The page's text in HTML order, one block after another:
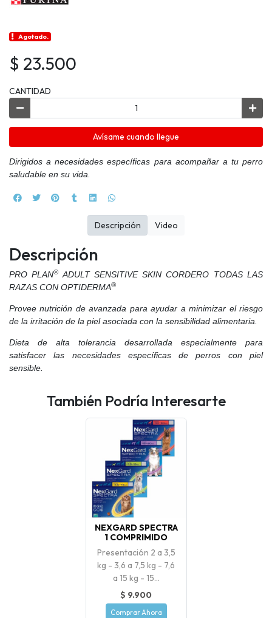
Agotado.
$ 23.500
CANTIDAD
Avísame cuando llegue
Dirigidos a necesidades específicas para acompañar a tu perro
saludable en su vida.
Descripción
PRO PLAN® ADULT SENSITIVE SKIN CORDERO TODAS LAS
RAZAS CON OPTIDERMA®
Provee nutrición de avanzada para ayudar a minimizar el riesgo
de la irritación de la piel asociada con la sensibilidad alimentaria.
Dieta de alta tolerancia desarrollada especialmente para
satisfacer las necesidades específicas de perros con piel
sensible.
Descripción Video
También Podría Interesarte
NEXGARD SPECTRA
1 COMPRIMIDO
Presentación 2 a 3,5
kg - 3,6 a 7,5 kg - 7,6
a 15 kg - 15...
$ 9.900
Comprar Ahora